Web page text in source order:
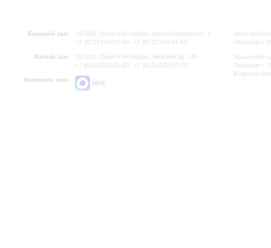
Большой зал:
191186, Санкт-Петербург, Михайловская ул., 2
+7 (812) 240-01-00, +7 (812) 240-01-80
Малый зал:
191011, Санкт-Петербург, Невский пр., 30
+7 (812) 240-01-00, +7 (812) 240-01-70
Напишите нам:
MAX
Часы
Перерыв с
Часы
Перерыв с
Вопросы